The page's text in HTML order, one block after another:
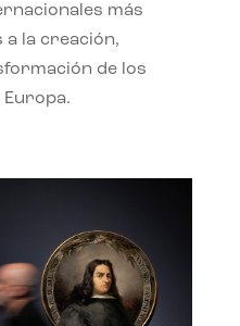
más
a la creación,
de los